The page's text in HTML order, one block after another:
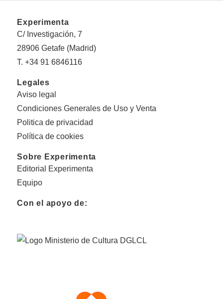
Experimenta
C/ Investigación, 7
28906 Getafe (Madrid)
T. +34 91 6846116
Legales
Aviso legal
Condiciones Generales de Uso y Venta
Politica de privacidad
Política de cookies
Sobre Experimenta
Editorial Experimenta
Equipo
Con el apoyo de: